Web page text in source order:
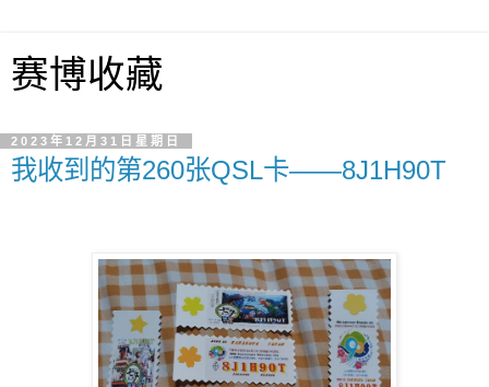
赛博收藏
2023年12月31日星期日
我收到的第260张QSL卡——8J1H90T